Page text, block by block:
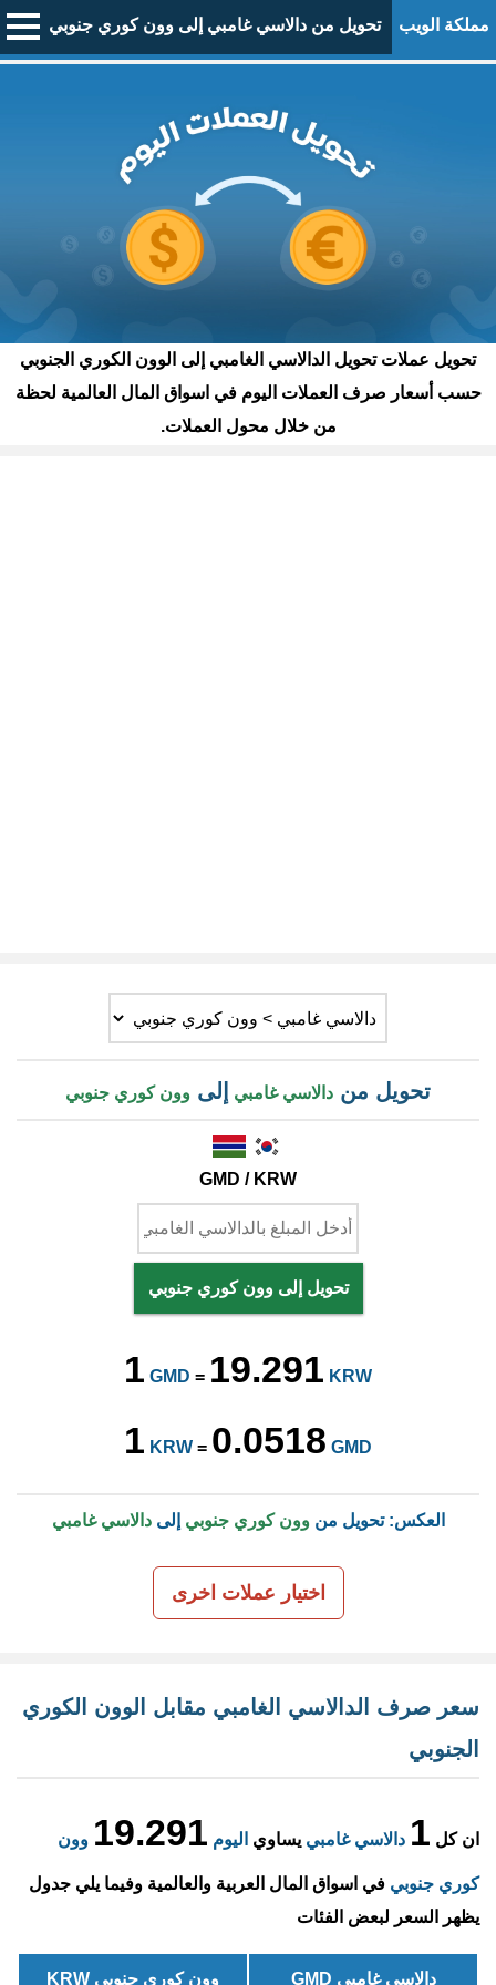
مملكة الويب تحويل من دالاسي غامبي إلى وون كوري جنوبي
تحويل عملات تحويل الدالاسي الغامبي إلى الوون الكوري الجنوبي
حسب أسعار صرف العملات اليوم في اسواق المال العالمية لحظة
من خلال محول العملات.
تحويل من دالاسي غامبي إلى وون كوري جنوبي
GMD / KRW
تحويل إلى وون كوري جنوبي
1 GMD = 19.291 KRW
1 KRW = 0.0518 GMD
العكس: تحويل منوون كوري جنوبي إلىدالاسي غامبي
اختيار عملات اخرى
سعر صرف الدالاسي الغامبي مقابل الوون الكوري
الجنوبي
ان كل 1 دالاسي غامبي يساوي اليوم 19.291 وون
كوري جنوبي في اسواق المال العربية والعالمية وفيما يلي جدول
يظهر السعر لبعض الفئات
دالاسي غامبي GMD وون كوري جنوبي KRW